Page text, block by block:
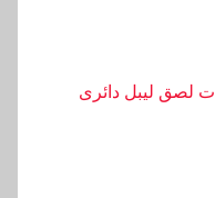
لصق ليبل دائرى